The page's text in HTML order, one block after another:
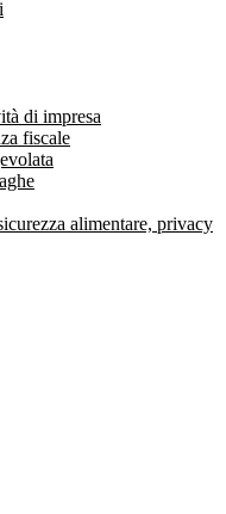
di impresa
fiscale
alimentare, privacy